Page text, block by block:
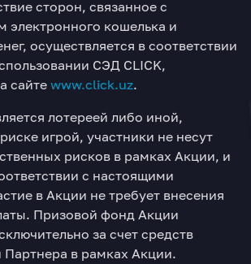
сторон, связанное с
электронного кошелька и
осуществляется в соответствии
СЭД CLICK,
сайте www.click.uz.
лотереей либо иной,
игрой, участники не несут
рисков в рамках Акции, и
с настоящими
в Акции не требует внесения
Призовой фонд Акции
за счет средств
Партнера в рамках Акции.